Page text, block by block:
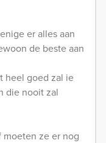
er alles aan
de beste aan
heel goed zal ie
die nooit zal
moeten ze er nog